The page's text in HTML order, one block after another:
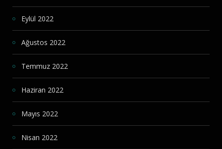
Eylül 2022
Ağustos 2022
Temmuz 2022
Haziran 2022
Mayıs 2022
Nisan 2022